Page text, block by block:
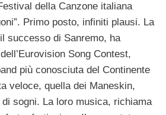
della Canzone italiana
Primo posto, infiniti plausi. La
successo di Sanremo, ha
Song Contest,
più conosciuta del Continente
veloce, quella dei Maneskin,
sogni. La loro musica, richiama